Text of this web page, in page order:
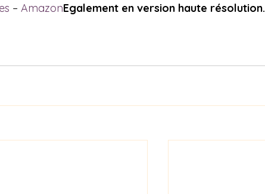
– AmazonEgalement en version haute résolution.